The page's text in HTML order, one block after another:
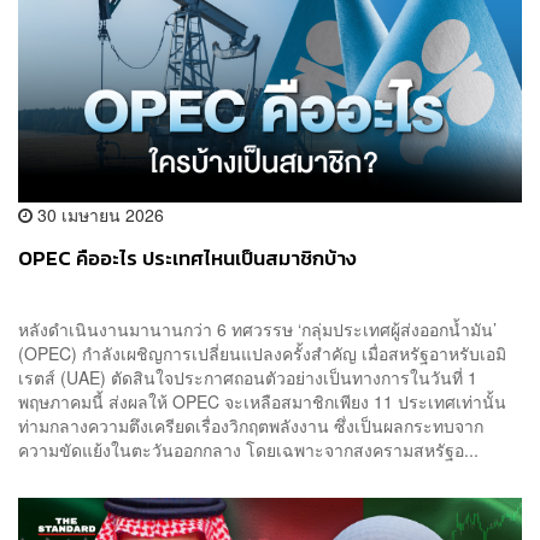
30 เมษายน 2026
OPEC คืออะไร ประเทศไหนเป็นสมาชิกบ้าง
หลังดำเนินงานมานานกว่า 6 ทศวรรษ ‘กลุ่มประเทศผู้ส่งออกน้ำมัน’
(OPEC) กำลังเผชิญการเปลี่ยนแปลงครั้งสำคัญ เมื่อสหรัฐอาหรับเอมิ
เรตส์ (UAE) ตัดสินใจประกาศถอนตัวอย่างเป็นทางการในวันที่ 1
พฤษภาคมนี้ ส่งผลให้ OPEC จะเหลือสมาชิกเพียง 11 ประเทศเท่านั้น
ท่ามกลางความตึงเครียดเรื่องวิกฤตพลังงาน ซึ่งเป็นผลกระทบจาก
ความขัดแย้งในตะวันออกกลาง โดยเฉพาะจากสงครามสหรัฐอ...